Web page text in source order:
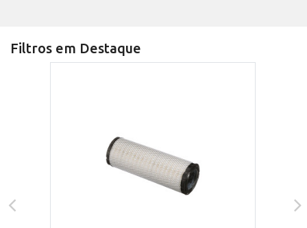
Filtros em Destaque